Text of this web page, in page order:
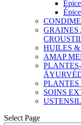
GRAINES
HUILES
AMAP
SOINS
Select Page